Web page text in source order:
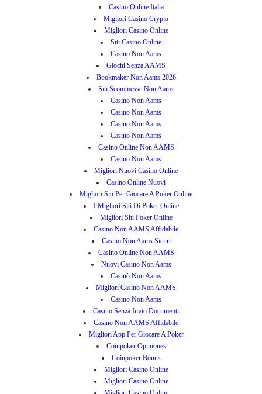
Casino Online Italia
Migliori Casino Crypto
Migliori Casino Online
Siti Casino Online
Casino Non Aams
Giochi Senza AAMS
Bookmaker Non Aams 2026
Siti Scommesse Non Aams
Casino Non Aams
Casino Non Aams
Casino Non Aams
Casino Non Aams
Casino Online Non AAMS
Casino Non Aams
Migliori Nuovi Casino Online
Casino Online Nuovi
Migliori Siti Per Giocare A Poker Online
I Migliori Siti Di Poker Online
Migliori Siti Poker Online
Casino Non AAMS Affidabile
Casino Non Aams Sicuri
Casino Online Non AAMS
Nuovi Casino Non Aams
Casinò Non Aams
Migliori Casino Non AAMS
Casino Non Aams
Casino Senza Invio Documenti
Casino Non AAMS Affidabile
Migliori App Per Giocare A Poker
Coinpoker Opiniones
Coinpoker Bonus
Migliori Casino Online
Migliori Casino Online